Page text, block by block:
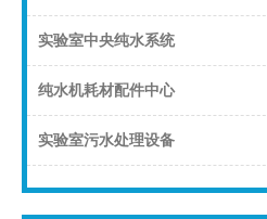
实验室中央纯水系统
纯水机耗材配件中心
实验室污水处理设备